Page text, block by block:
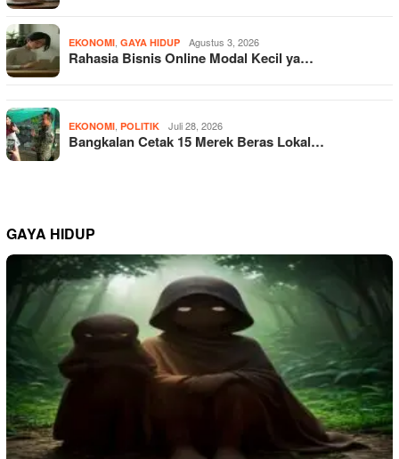
EKONOMI GAYA HIDUP Agustus 3, 2026
Rahasia Bisnis Online Modal Kecil ya…
EKONOMI POLITIK Juli 28, 2026
Bangkalan Cetak 15 Merek Beras Lokal…
GAYA HIDUP